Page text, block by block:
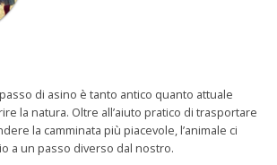
di asino è tanto antico quanto attuale
la natura. Oltre all’aiuto pratico di trasportare
la camminata più piacevole, l’animale ci
a un passo diverso dal nostro.